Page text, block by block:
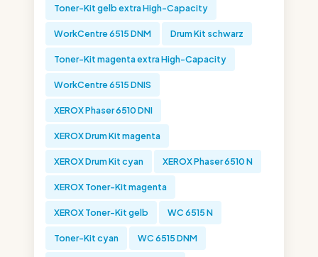
Toner-Kit gelb extra High-Capacity
WorkCentre 6515 DNM Drum Kit schwarz
Toner-Kit magenta extra High-Capacity
WorkCentre 6515 DNIS
XEROX Phaser 6510 DNI
XEROX Drum Kit magenta
XEROX Drum Kit cyan XEROX Phaser 6510 N
XEROX Toner-Kit magenta
XEROX Toner-Kit gelb WC 6515 N
Toner-Kit cyan WC 6515 DNM